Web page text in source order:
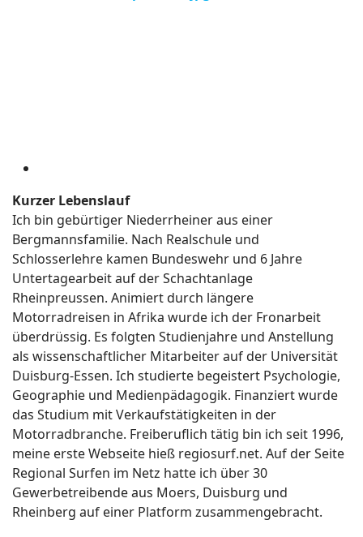
Kurzer Lebenslauf
Ich bin gebürtiger Niederrheiner aus einer
Bergmannsfamilie. Nach Realschule und
Schlosserlehre kamen Bundeswehr und 6 Jahre
Untertagearbeit auf der Schachtanlage
Rheinpreussen. Animiert durch längere
Motorradreisen in Afrika wurde ich der Fronarbeit
überdrüssig. Es folgten Studienjahre und Anstellung
als wissenschaftlicher Mitarbeiter auf der Universität
Duisburg-Essen. Ich studierte begeistert Psychologie,
Geographie und Medienpädagogik. Finanziert wurde
das Studium mit Verkaufstätigkeiten in der
Motorradbranche. Freiberuflich tätig bin ich seit 1996,
meine erste Webseite hieß regiosurf.net. Auf der Seite
Regional Surfen im Netz hatte ich über 30
Gewerbetreibende aus Moers, Duisburg und
Rheinberg auf einer Platform zusammengebracht.